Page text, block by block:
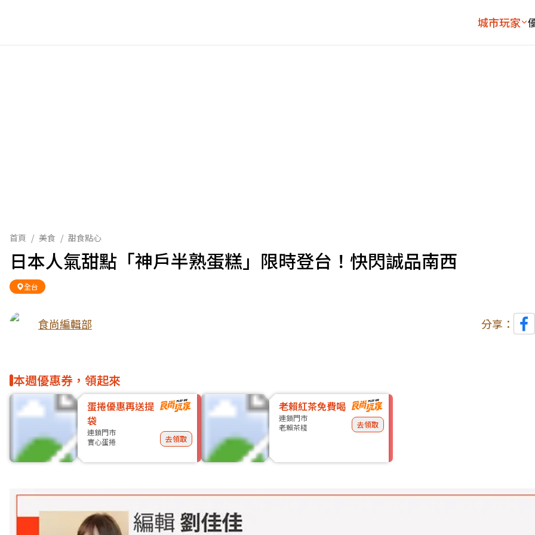
城市玩家
首頁 / 美食 / 甜食點心
日本人氣甜點「神戶半熟蛋糕」限時登台！快閃誠品南西
全台
食尚編輯部 分享：
本週優惠券，領起來
蛋捲優惠再送提
袋
連鎖門市
實心蛋捲
去領取
老賴紅茶免費喝
連鎖門市
老賴茶棧
去領取